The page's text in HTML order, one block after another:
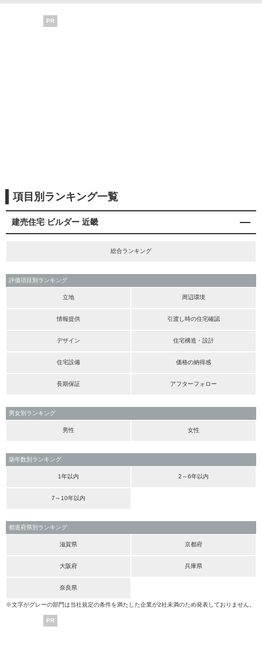
PR
項目別ランキング一覧
建売住宅 ビルダー 近畿
総合ランキング
評価項目別ランキング
立地 周辺環境
情報提供 引渡し時の住宅確認
デザイン 住宅構造・設計
住宅設備 価格の納得感
長期保証 アフターフォロー
男女別ランキング
男性 女性
築年数別ランキング
1年以内 2～6年以内
7～10年以内
都道府県別ランキング
滋賀県 京都府
大阪府 兵庫県
奈良県
※文字がグレーの部門は当社規定の条件を満たした企業が2社未満のため発表しておりません。
PR